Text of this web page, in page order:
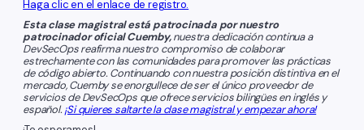
Haga clic en el enlace de registro.
Esta clase magistral está patrocinada por nuestro
patrocinador oficial Cuemby,nuestra dedicación continua a
DevSecOps reafirma nuestro compromiso de colaborar
estrechamente con las comunidades para promover las prácticas
de código abierto. Continuando con nuestra posición distintiva en el
mercado, Cuemby se enorgullece de ser el único proveedor de
servicios de DevSecOps que ofrece servicios bilingües en inglés y
español. ¡Si quieres saltarte la clase magistral y empezar ahora!